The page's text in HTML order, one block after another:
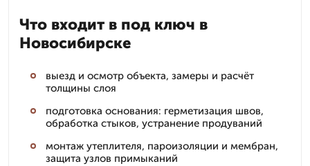
Что входит в под ключ в
Новосибирске
выезд и осмотр объекта, замеры и расчёт
толщины слоя
подготовка основания: герметизация швов,
обработка стыков, устранение продуваний
монтаж утеплителя, пароизоляции и мембран,
защита узлов примыканий